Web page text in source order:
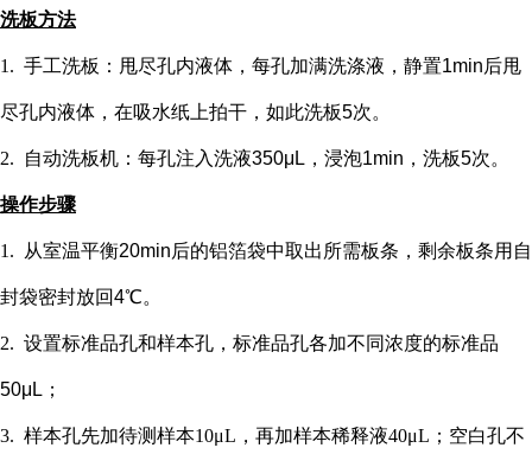
洗板方法
1. 手工洗板：甩尽孔内液体，每孔加满洗涤液，静置1min后甩
尽孔内液体，在吸水纸上拍干，如此洗板5次。
2. 自动洗板机：每孔注入洗液350μL，浸泡1min，洗板5次。
操作步骤
1. 从室温平衡20min后的铝箔袋中取出所需板条，剩余板条用自
封袋密封放回4℃。
2. 设置标准品孔和样本孔 ，标准品孔各加不同浓度的标准品
50μL；
3. 样本孔先加待测样本10μL，再加样本稀释液40μL； 空白孔不